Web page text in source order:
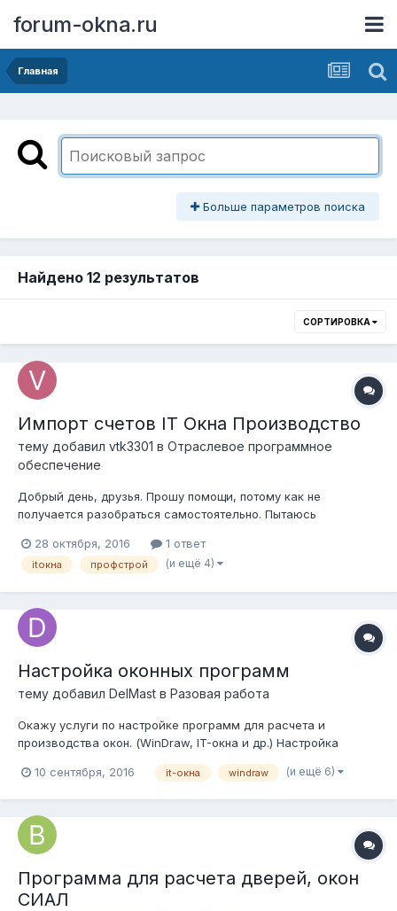
forum-okna.ru
Главная
Больше параметров поиска
Найдено 12 результатов
СОРТИРОВКА
Импорт счетов IT Окна Производство
тему добавил vtk3301 в Отраслевое программное
обеспечение
Добрый день, друзья. Прошу помощи, потому как не
получается разобраться самостоятельно. Пытаюсь
программу IT Окна Производство 3.1.2.5. При попытке
подключиться к базе Профстроя, IT Окна выдают сообщение
28 октября, 2016 1 ответ
itокна профстрой (и ещё 4)
Настройка оконных программ
тему добавил DelMast в Разовая работа
Окажу услуги по настройке программ для расчета и
производства окон. (WinDraw, IT-окна и др.) Настройка
производства, планирование производства, любая
производствах. Полное и глубокое понимание технол...
10 сентября, 2016 it-окна windraw (и ещё 6)
Программа для расчета дверей, окон
СИАЛ